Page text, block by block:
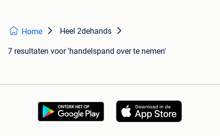
Home Heel 2dehands
7 resultaten voor 'handelspand over te nemen'